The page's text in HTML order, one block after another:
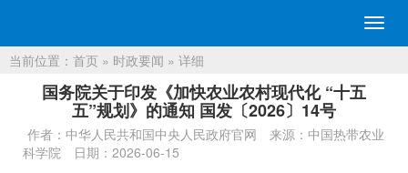
切
换
当前位置： 首页 » 时政要闻 » 详细
国务院关于印发《加快农业农村现代化 “十五
五”规划》的通知 国发〔2026〕14号
作者：中华人民共和国中央人民政府官网
来源：中国热带农业
科学院
日期：2026-06-15